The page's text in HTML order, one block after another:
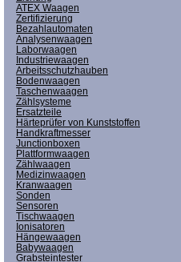
ATEX Waagen
Zertifizierung
Bezahlautomaten
Analysenwaagen
Laborwaagen
Industriewaagen
Arbeitsschutzhauben
Bodenwaagen
Taschenwaagen
Zählsysteme
Ersatzteile
Härteprüfer von Kunststoffen
Handkraftmesser
Junctionboxen
Plattformwaagen
Zählwaagen
Medizinwaagen
Kranwaagen
Sonden
Sensoren
Tischwaagen
Ionisatoren
Hängewaagen
Babywaagen
Grabsteintester